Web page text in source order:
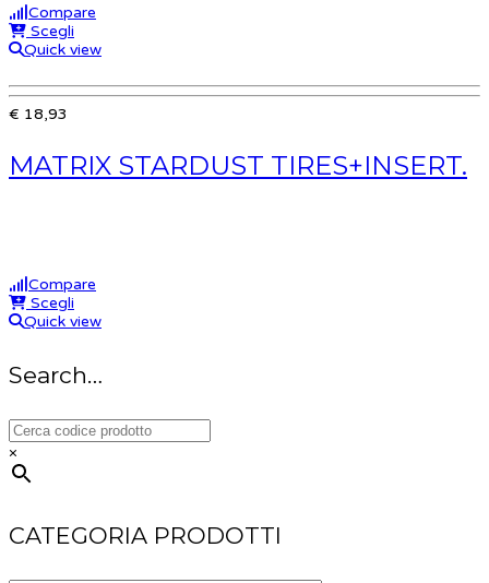
Compare
Scegli
Quick view
€ 18,93
MATRIX STARDUST TIRES+INSERT.
Compare
Scegli
Quick view
Search…
×
CATEGORIA PRODOTTI